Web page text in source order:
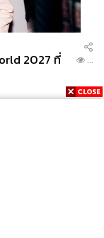
2027 ที่
...